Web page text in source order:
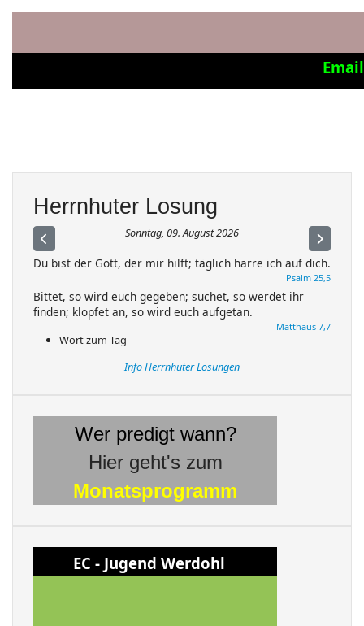
Herrnhuter Losung
Sonntag, 09. August 2026
Du bist der Gott, der mir hilft; täglich harre ich auf dich.
Psalm 25,5
Bittet, so wird euch gegeben; suchet, so werdet ihr
finden; klopfet an, so wird euch aufgetan.
Matthäus 7,7
Wort zum Tag
Info Herrnhuter Losungen
Wer predigt wann?
Hier geht's zum
Monatsprogramm
EC - Jugend Werdohl